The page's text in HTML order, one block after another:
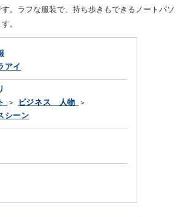
。ラフな服装で、持ち歩きもできるノートパソ
。
アイ
ビジネス 人物
シーン